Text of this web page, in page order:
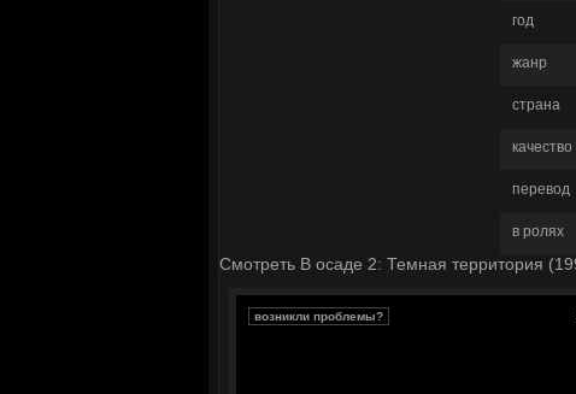
год
жанр
страна
перевод
в ролях
Смотреть В осаде 2: Темная территория
возникли проблемы?